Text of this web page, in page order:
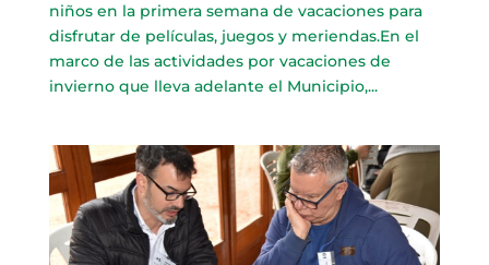
niños en la primera semana de vacaciones para
disfrutar de películas, juegos y meriendas.En el
marco de las actividades por vacaciones de
invierno que lleva adelante el Municipio,...